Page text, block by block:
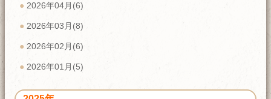
2026年04月(6)
2026年03月(8)
2026年02月(6)
2026年01月(5)